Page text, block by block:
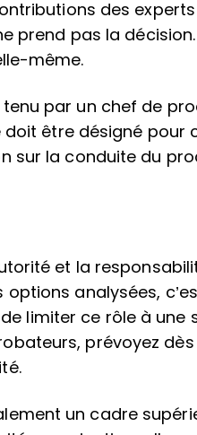
des
prend pas la
même.
par un chef de
doit être désigné pour
sur la conduite du
et la
analysées,
limiter ce rôle à une
prévoyez
un cadre